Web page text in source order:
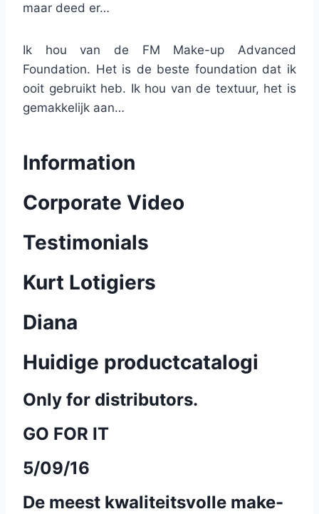
maar deed er…
Ik hou van de FM Make-up Advanced
Foundation. Het is de beste foundation dat ik
ooit gebruikt heb. Ik hou van de textuur, het is
gemakkelijk aan…
Information
Corporate Video
Testimonials
Kurt Lotigiers
Diana
Huidige productcatalogi
Only for distributors.
GO FOR IT
5/09/16
De meest kwaliteitsvolle make-